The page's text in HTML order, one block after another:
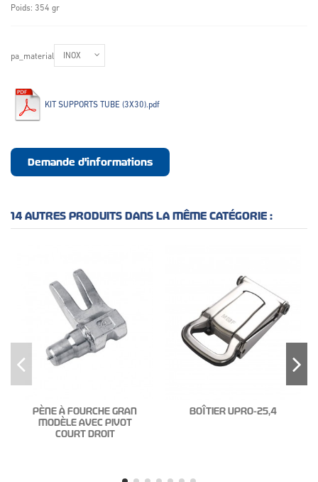
Poids: 354 gr
pa_material
KIT SUPPORTS TUBE (3X30).pdf
Demande d'informations
14 AUTRES PRODUITS DANS LA MÊME CATÉGORIE :
PÈNE À FOURCHE GRAN
MODÈLE AVEC PIVOT
COURT DROIT
BOÎTIER UPRO-25,4